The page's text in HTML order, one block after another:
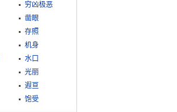
穷凶极恶
凿眼
存照
机身
水口
光丽
遐亘
饱受